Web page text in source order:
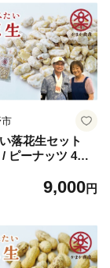
落花生セット
ピーナッツ 4種
丹沢 おつまみ お
ピーナッツ バタ
手
9,000円